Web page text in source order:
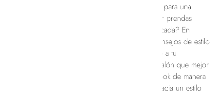
¿Necesitas ayuda para encontrar el outfit perfecto para una
ocasión especial? ¿Quieres saber cómo combinar prendas
básicas de tu armario de manera elegante y sofisticada? En
nuestro blog, encontrarás una amplia gama de consejos de estilo
diseñados para ayudarte a sacar el máximo partido a tu
guardarropa. Desde cómo elegir el corte de pantalón que mejor
se adapte a tu figura hasta cómo accesorizar un look de manera
impecable, estamos aquí para guiarte en tu viaje hacia un estilo